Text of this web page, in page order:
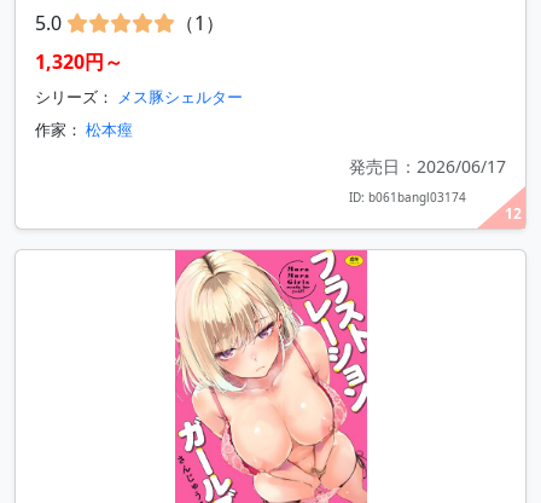
12
5.0
（1）
1,320円～
シリーズ： メス豚シェルター
作家： 松本痙
発売日：2026/06/17
ID: b061bangl03174